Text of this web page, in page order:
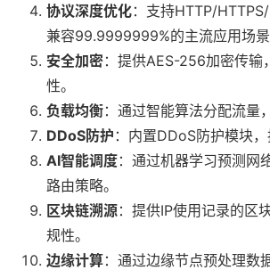
协议深度优化：支持HTTP/HTTPS/
兼容99.9999999%的主流应用场景
安全加密：提供AES-256加密传输
性。
负载均衡：通过智能算法分配流量
DDoS防护 ：内置DDoS防护模块，
AI智能调度：通过机器学习预测网
路由策略。
区块链溯源：提供IP使用记录的区
规性。
边缘计算：通过边缘节点预处理数